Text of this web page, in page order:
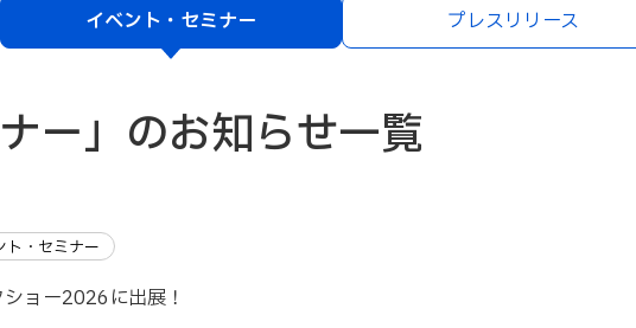
イベント・セミナー プレスリリース
ー」のお知らせ一覧
ト・セミナー
ョー2026に出展！